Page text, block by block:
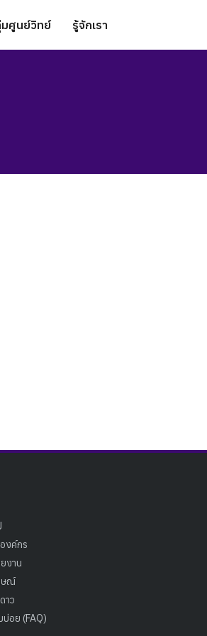
มศูนย์วิทย์ รู้จักเรา
งค์กร
งาน
ษณ์
าว
อย (FAQ)